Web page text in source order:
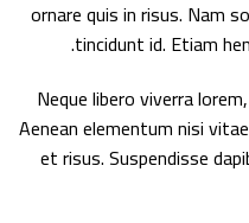
ornare quis in risus. Nam
tincidunt id. Etiam
Neque libero viverra
Aenean elementum nisi
et risus. Suspendisse